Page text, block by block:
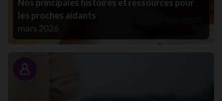
Nos principales histoires et ressources pour
les proches aidants
mars 2026
Portrait